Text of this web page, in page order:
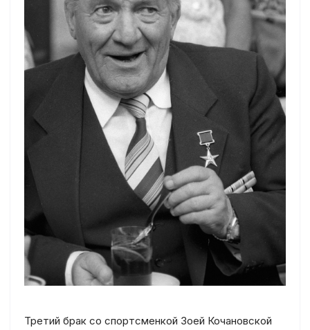
Третий брак со спортсменкой Зоей Кочановской